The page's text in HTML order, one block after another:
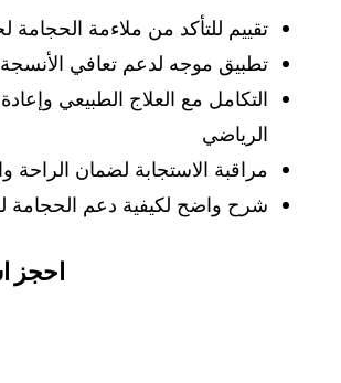
تقييم للتأكد من ملاءمة الحجامة
تطبيق موجه لدعم تعافي الأنسجة
التكامل مع العلاج الطبيعي وإعادة
الرياضي
مراقبة الاستجابة لضمان الراحة
شرح واضح لكيفية دعم الحجامة
احجز